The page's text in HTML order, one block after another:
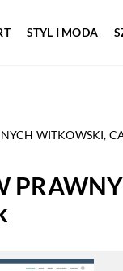
STYL I MODA
WITKOWSKI,